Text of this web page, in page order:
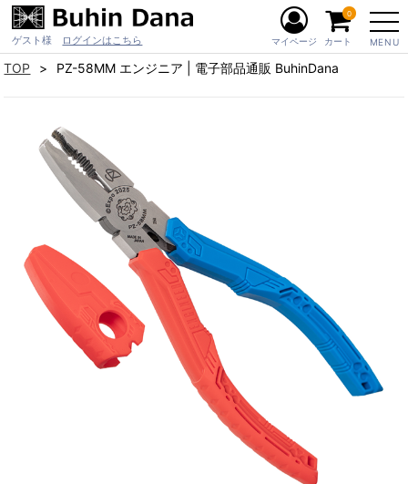
ゲスト様 ログインはこちら MENU
マイページ カート
0
TOP PZ-58MM エンジニア | 電子部品通販 BuhinDana